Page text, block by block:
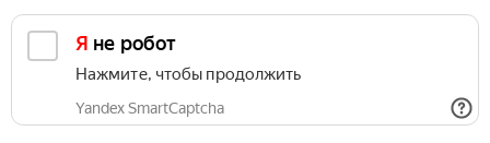
Я не робот
Нажмите, чтобы продолжить
Yandex SmartCaptcha